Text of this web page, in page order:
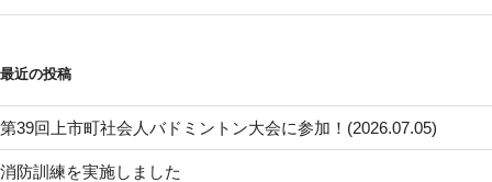
最近の投稿
第39回上市町社会人バドミントン大会に参加！(2026.07.05)
消防訓練を実施しました